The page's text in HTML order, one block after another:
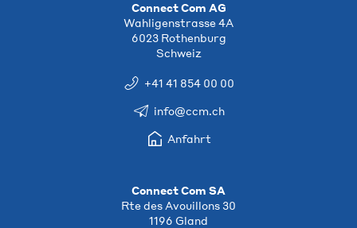
Connect Com AG
Wahligenstrasse 4A
6023 Rothenburg
Schweiz
+41 41 854 00 00
info@ccm.ch
Anfahrt
Connect Com SA
Rte des Avouillons 30
1196 Gland